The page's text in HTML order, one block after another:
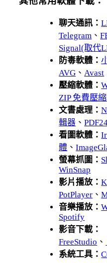
聊天通訊：
Telegram 、
Signal(取代
防毒軟體：
AVG 、 Avast
壓縮軟體：
ZIP 免費壓
文書處理：
輯器 、
看圖軟體：
體 、
螢幕抓圖：
WinSnap
影片播放：
PotPlayer 、
音樂播放：
Spotify
影音下載：
FreeStudio 、
系統工具：